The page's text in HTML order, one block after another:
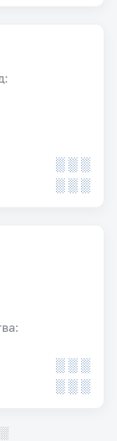
░ ░ ░
░ ░ ░
░ ░ ░
░ ░ ░